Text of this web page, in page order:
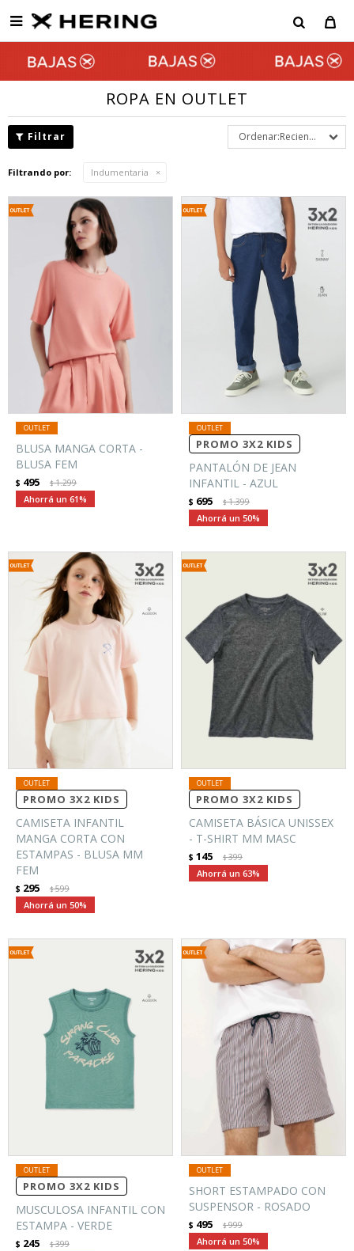

ROPA EN OUTLET
Recientes
Filtrando por: Indumentaria
BLUSA MANGA CORTA -
BLUSA FEM
$ 495 $1.299
61
PROMO 3X2 KIDS
PANTALÓN DE JEAN
INFANTIL - AZUL
$ 695 $1.399
50
PROMO 3X2 KIDS
CAMISETA INFANTIL
MANGA CORTA CON
ESTAMPAS - BLUSA MM
FEM
$ 295 $599
50
PROMO 3X2 KIDS
CAMISETA BÁSICA UNISSEX
- T-SHIRT MM MASC
$ 145 $399
63
PROMO 3X2 KIDS
MUSCULOSA INFANTIL CON
ESTAMPA - VERDE
$ 245 $399
SHORT ESTAMPADO CON
SUSPENSOR - ROSADO
$ 495 $999
50